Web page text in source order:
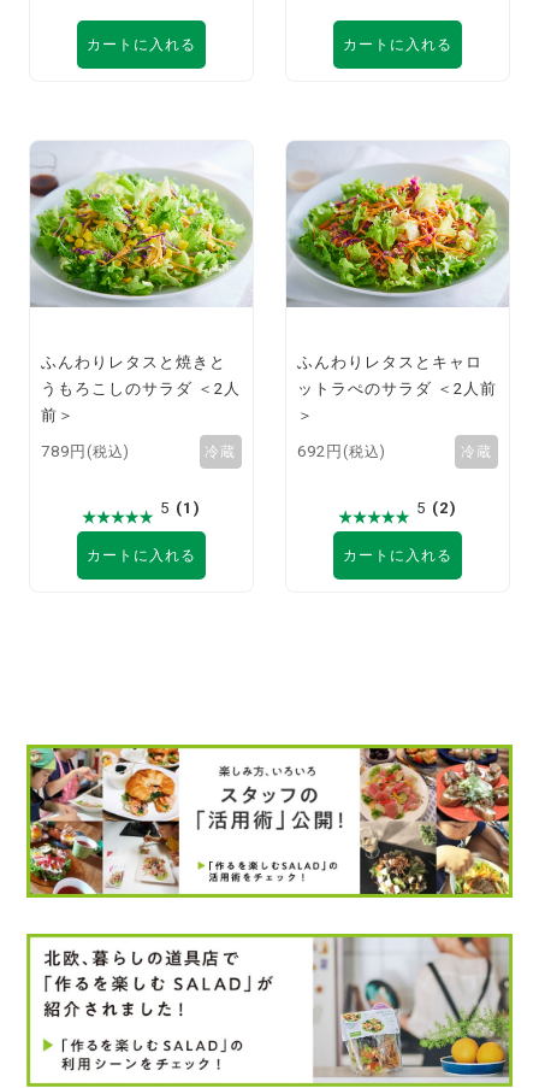
カートに入れる カートに入れる
ふんわりレタスと焼きと
うもろこしのサラダ ＜2人
前＞
789円 (税込)
5 (1)
カートに入れる
ふんわりレタスとキャロ
ットラぺのサラダ ＜2人前
＞
692円 (税込)
5 (2)
カートに入れる